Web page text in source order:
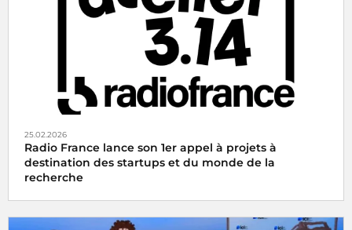
25.02.2026
Radio France lance son 1er appel à projets à
destination des startups et du monde de la
recherche